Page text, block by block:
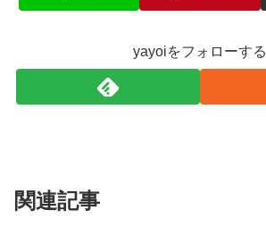
yayoiをフォローする
関連記事